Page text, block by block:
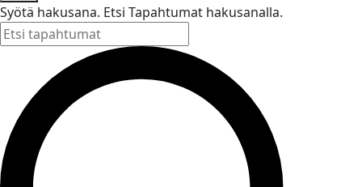
Syötä hakusana. Etsi Tapahtumat hakusanalla.